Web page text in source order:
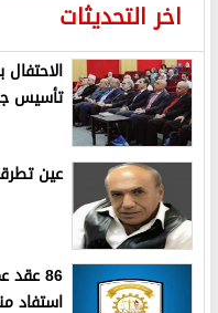
اخر التحديثات
تأسيس
عين
86